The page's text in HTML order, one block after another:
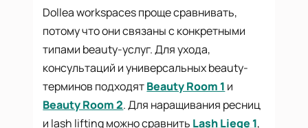
Dollea workspaces проще сравнивать,
потому что они связаны с конкретными
типами beauty-услуг. Для ухода,
консультаций и универсальных beauty-
терминов подходятBeauty Room 1 и
Beauty Room 2. Для наращивания ресниц
и lash lifting можно сравнить Lash Liege 1,